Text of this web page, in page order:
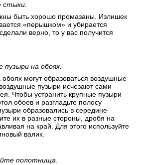
стыки.
быть хорошо промазаны. Излишек
«перышком» и убирается
верно, то у вас получится
на обоях.
могут образоваться воздушные
пузыри исчезают сами
Чтобы устранить крупные пузыри
обоев и разгладьте полосу
образовались в середине
их в разные стороны, дробя на
на край. Для этого используйте
валик.
полотнища.